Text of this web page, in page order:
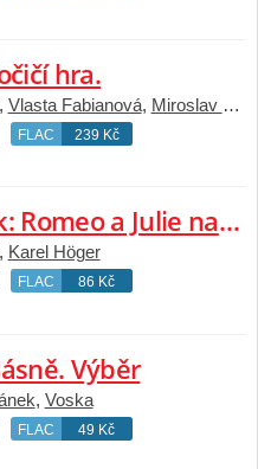
hra.
Vlasta Fabianová, Miroslav Doležal
FLAC 239 Kč
Otčenášek: Romeo a Julie na konci listopadu
Karel Höger
FLAC 86 Kč
Výběr
, Voska
FLAC 49 Kč